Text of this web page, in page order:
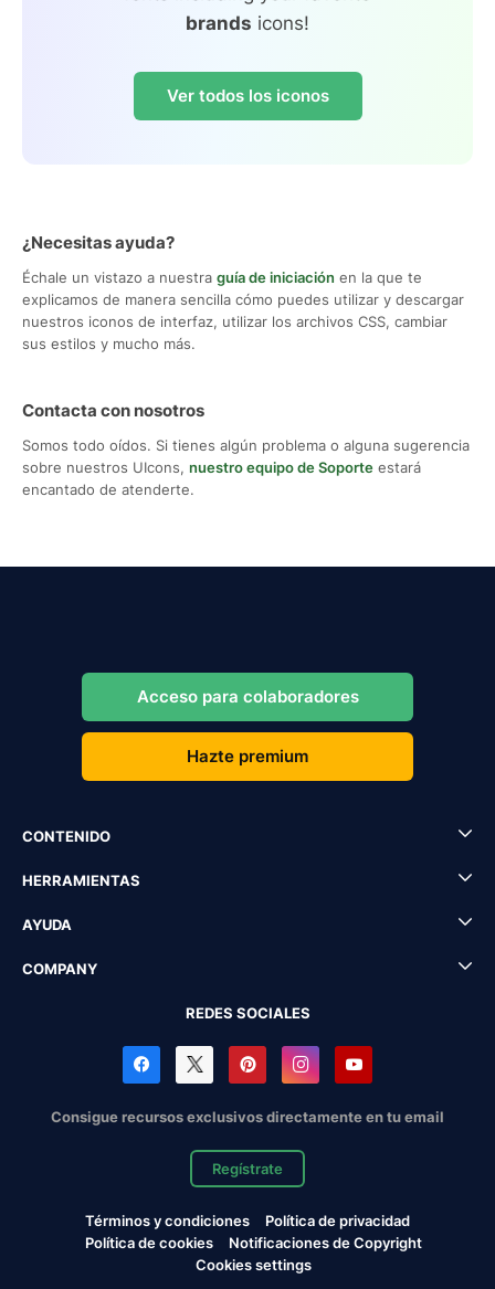
brands icons!
Ver todos los iconos
¿Necesitas ayuda?
Échale un vistazo a nuestra guía de iniciación en la que te
explicamos de manera sencilla cómo puedes utilizar y descargar
nuestros iconos de interfaz, utilizar los archivos CSS, cambiar
sus estilos y mucho más.
Contacta con nosotros
Somos todo oídos. Si tienes algún problema o alguna sugerencia
sobre nuestros UIcons, nuestro equipo de Soporte estará
encantado de atenderte.
Acceso para colaboradores
Hazte premium
CONTENIDO
HERRAMIENTAS
AYUDA
COMPANY
REDES SOCIALES
Consigue recursos exclusivos directamente en tu email
Regístrate
Términos y condiciones
Política de privacidad
Política de cookies
Notificaciones de Copyright
Cookies settings